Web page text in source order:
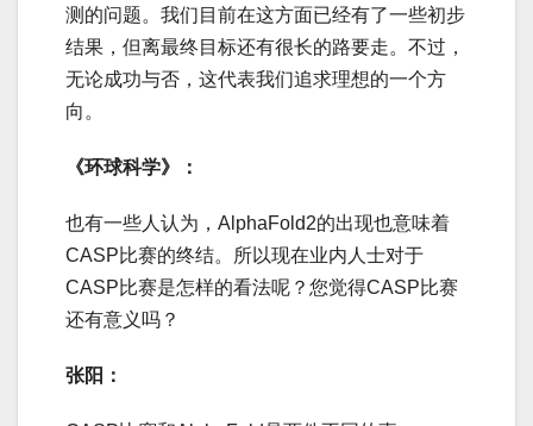
测的问题。我们目前在这方面已经有了一些初步
结果，但离最终目标还有很长的路要走。不过，
无论成功与否，这代表我们追求理想的一个方
向。
《环球科学》：
也有一些人认为，AlphaFold2的出现也意味着
CASP比赛的终结。所以现在业内人士对于
CASP比赛是怎样的看法呢？您觉得CASP比赛
还有意义吗？
张阳：